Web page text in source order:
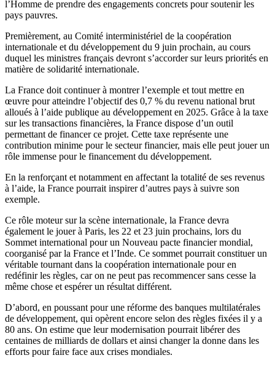
l’Homme de prendre des engagements concrets pour soutenir les
pays pauvres.
Premièrement, au Comité interministériel de la coopération
internationale et du développement du 9 juin prochain, au cours
duquel les ministres français devront s’accorder sur leurs priorités en
matière de solidarité internationale.
La France doit continuer à montrer l’exemple et tout mettre en
œuvre pour atteindre l’objectif des 0,7 % du revenu national brut
alloués à l’aide publique au développement en 2025. Grâce à la taxe
sur les transactions financières, la France dispose d’un outil
permettant de financer ce projet. Cette taxe représente une
contribution minime pour le secteur financier, mais elle peut jouer un
rôle immense pour le financement du développement.
En la renforçant et notamment en affectant la totalité de ses revenus
à l’aide, la France pourrait inspirer d’autres pays à suivre son
exemple.
Ce rôle moteur sur la scène internationale, la France devra
également le jouer à Paris, les 22 et 23 juin prochains, lors du
Sommet international pour un Nouveau pacte financier mondial,
coorganisé par la France et l’Inde. Ce sommet pourrait constituer un
véritable tournant dans la coopération internationale pour en
redéfinir les règles, car on ne peut pas recommencer sans cesse la
même chose et espérer un résultat différent.
D’abord, en poussant pour une réforme des banques multilatérales
de développement, qui opèrent encore selon des règles fixées il y a
80 ans. On estime que leur modernisation pourrait libérer des
centaines de milliards de dollars et ainsi changer la donne dans les
efforts pour faire face aux crises mondiales.